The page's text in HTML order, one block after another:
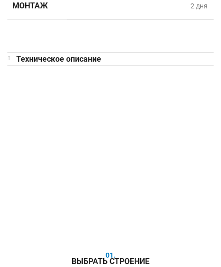
МОНТАЖ 2 дня
Техническое описание
01.
ВЫБРАТЬ СТРОЕНИЕ